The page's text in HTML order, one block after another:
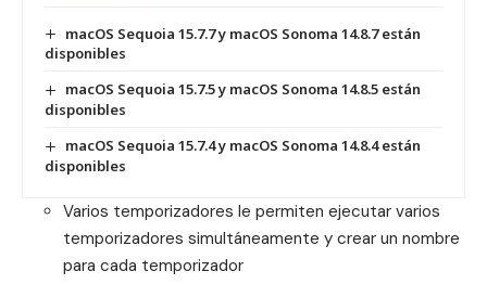
macOS Sequoia 15.7.7 y macOS Sonoma 14.8.7 están
disponibles
macOS Sequoia 15.7.5 y macOS Sonoma 14.8.5 están
disponibles
macOS Sequoia 15.7.4 y macOS Sonoma 14.8.4 están
disponibles
Varios temporizadores le permiten ejecutar varios
temporizadores simultáneamente y crear un nombre
para cada temporizador